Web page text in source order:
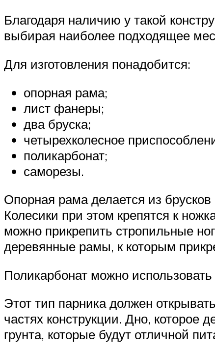
Благодаря наличию у такой
выбирая наиболее подходящее
Для изготовления понадобится:
опорная рама;
лист фанеры;
два бруска;
четырехколесное
поликарбонат;
саморезы.
Опорная рама делается из
Колесики при этом крепятся к
можно прикрепить стропильные
деревянные рамы, к которым
Поликарбонат можно
Этот тип парника должен
частях конструкции. Дно, которое
грунта, которые будут отличной